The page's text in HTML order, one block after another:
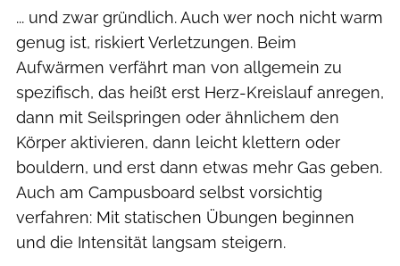
... und zwar gründlich. Auch wer noch nicht warm
genug ist, riskiert Verletzungen. Beim
Aufwärmen verfährt man von allgemein zu
spezifisch, das heißt erst Herz-Kreislauf anregen,
dann mit Seilspringen oder ähnlichem den
Körper aktivieren, dann leicht klettern oder
bouldern, und erst dann etwas mehr Gas geben.
Auch am Campusboard selbst vorsichtig
verfahren: Mit statischen Übungen beginnen
und die Intensität langsam steigern.